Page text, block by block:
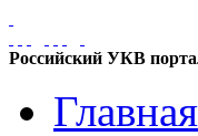
Российский УКВ
Главная